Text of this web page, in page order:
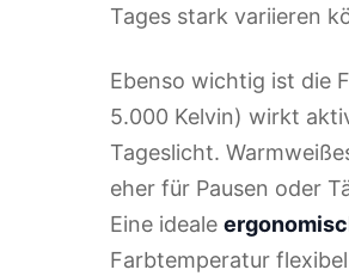
Tages stark variieren
Ebenso wichtig ist die
5.000 Kelvin) wirkt
Tageslicht.
eher für Pausen oder
Eine ideale
Farbtemperatur